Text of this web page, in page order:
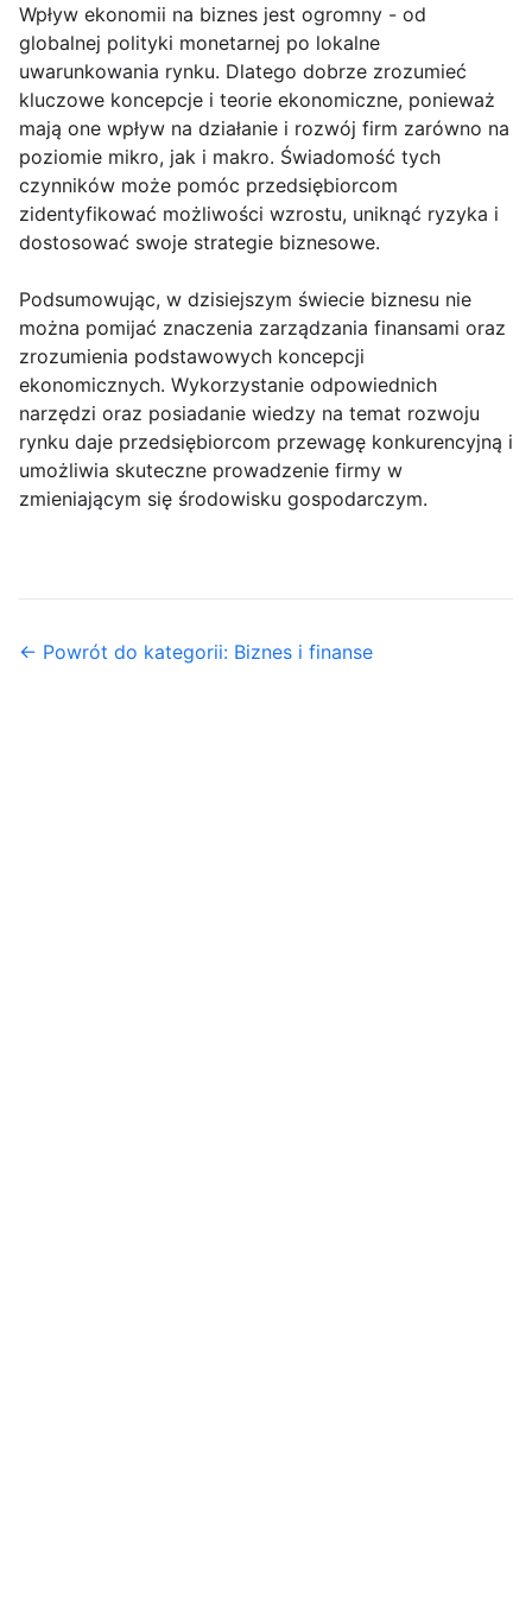
Wpływ ekonomii na biznes jest ogromny - od
globalnej polityki monetarnej po lokalne
uwarunkowania rynku. Dlatego dobrze zrozumieć
kluczowe koncepcje i teorie ekonomiczne, ponieważ
mają one wpływ na działanie i rozwój firm zarówno na
poziomie mikro, jak i makro. Świadomość tych
czynników może pomóc przedsiębiorcom
zidentyfikować możliwości wzrostu, uniknąć ryzyka i
dostosować swoje strategie biznesowe.
Podsumowując, w dzisiejszym świecie biznesu nie
można pomijać znaczenia zarządzania finansami oraz
zrozumienia podstawowych koncepcji
ekonomicznych. Wykorzystanie odpowiednich
narzędzi oraz posiadanie wiedzy na temat rozwoju
rynku daje przedsiębiorcom przewagę konkurencyjną i
umożliwia skuteczne prowadzenie firmy w
zmieniającym się środowisku gospodarczym.
← Powrót do kategorii: Biznes i finanse